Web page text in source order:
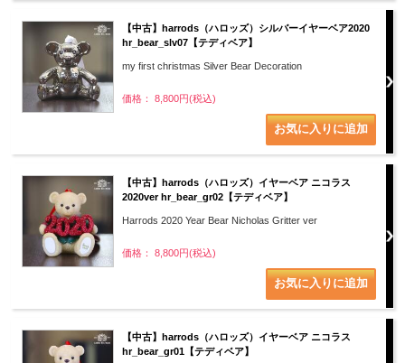
【中古】harrods（ハロッズ）シルバーイヤーベア2020
hr_bear_slv07【テディベア】
my first christmas Silver Bear Decoration
価格： 8,800円(税込)
【中古】harrods（ハロッズ）イヤーベア ニコラス
2020ver hr_bear_gr02【テディベア】
Harrods 2020 Year Bear Nicholas Gritter ver
価格： 8,800円(税込)
【中古】harrods（ハロッズ）イヤーベア ニコラス
hr_bear_gr01【テディベア】